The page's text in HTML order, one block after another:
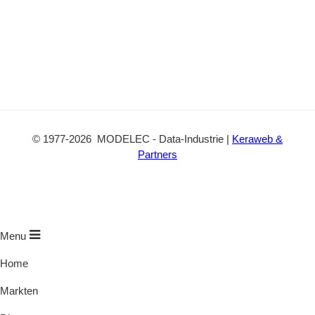
© 1977-2026 MODELEC - Data-Industrie | Keraweb &
Partners
Menu
Home
Markten